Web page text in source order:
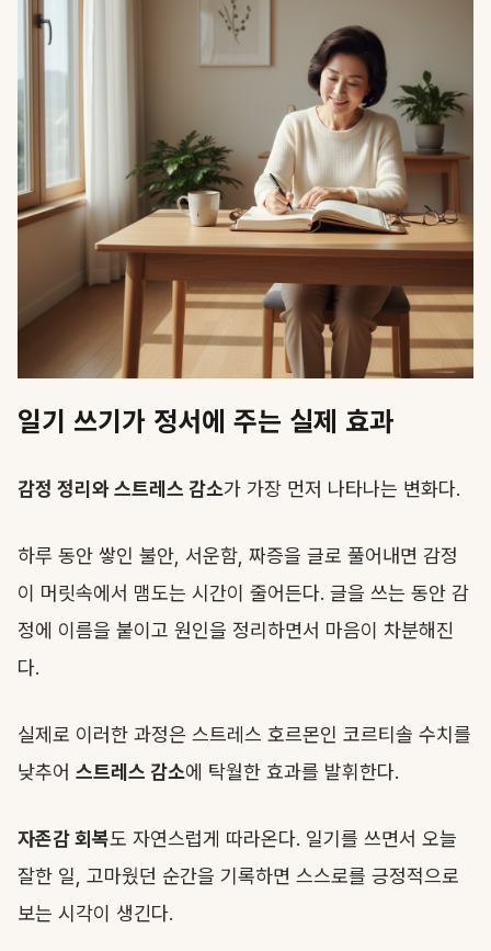
일기 쓰기가 정서에 주는 실제 효과
감정 정리와 스트레스 감소가 가장 먼저 나타나는 변화다.
하루 동안 쌓인 불안, 서운함, 짜증을 글로 풀어내면 감정
이 머릿속에서 맴도는 시간이 줄어든다. 글을 쓰는 동안 감
정에 이름을 붙이고 원인을 정리하면서 마음이 차분해진
다.
실제로 이러한 과정은 스트레스 호르몬인 코르티솔 수치를
낮추어 스트레스 감소에 탁월한 효과를 발휘한다.
자존감 회복도 자연스럽게 따라온다. 일기를 쓰면서 오늘
잘한 일, 고마웠던 순간을 기록하면 스스로를 긍정적으로
보는 시각이 생긴다.